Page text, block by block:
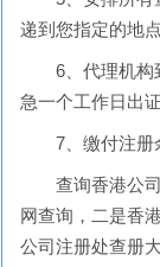
递到您指定的地点
6、代理机构到
急一个工作日出
7、缴付注册余
查询香港公司
网查询，二是香
公司注册处查册